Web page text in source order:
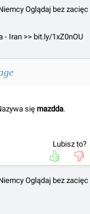
Oglądaj bez
Iran >> bit.ly/1xZ0nOU
się mazdda.
Lubisz to?
Oglądaj bez